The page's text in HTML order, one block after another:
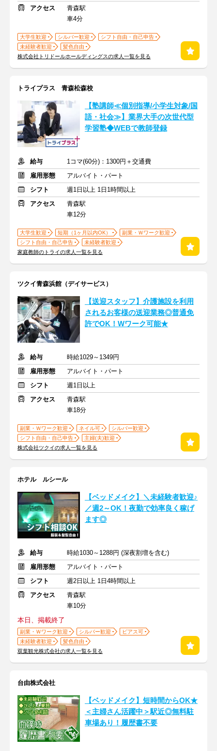
アクセス
青森駅
車4分
大学生歓迎 シルバー歓迎
シフト自由・自己申告
未経験者歓迎
髪色自由
株式会社トリドールホールディングスの求人一覧を見る
トライプラス 青森松森校
【塾講師≪個別指導/小学生対象/国
語・社会≫】業界大手の次世代型
学習塾◆WEBで教師登録
給与
1コマ(60分)：1300円＋交通費
雇用形態
アルバイト・パート
シフト
週1日以上 1日1時間以上
アクセス
青森駅
車12分
大学生歓迎 短期（1ヶ月以内OK）
副業・Ｗワーク歓迎
シフト自由・自己申告
未経験者歓迎
家庭教師のトライの求人一覧を見る
ツクイ青森浜館（デイサービス）
【送迎スタッフ】介護施設を利用
されるお客様の送迎業務◎普通免
許でOK！Wワーク可能★
給与
時給1029～1349円
雇用形態
アルバイト・パート
シフト
週1日以上
アクセス
青森駅
車18分
副業・Ｗワーク歓迎 ネイル可
シルバー歓迎
シフト自由・自己申告
主婦(夫)歓迎
株式会社ツクイの求人一覧を見る
ホテル ルシール
【ベッドメイク】＼未経験者歓迎♪
／週2～OK！夜勤で効率良く稼げ
ます◎
給与
時給1030～1288円 (深夜割増を含む)
雇用形態
アルバイト・パート
シフト
週2日以上 1日4時間以上
アクセス
青森駅
車10分
本日、掲載終了
副業・Ｗワーク歓迎 シルバー歓迎
ピアス可
未経験者歓迎
髪色自由
双葉観光株式会社の求人一覧を見る
台由株式会社
【ベッドメイク】短時間からOK★
＜主婦さん活躍中＞駅近◎無料駐
車場あり！履歴書不要